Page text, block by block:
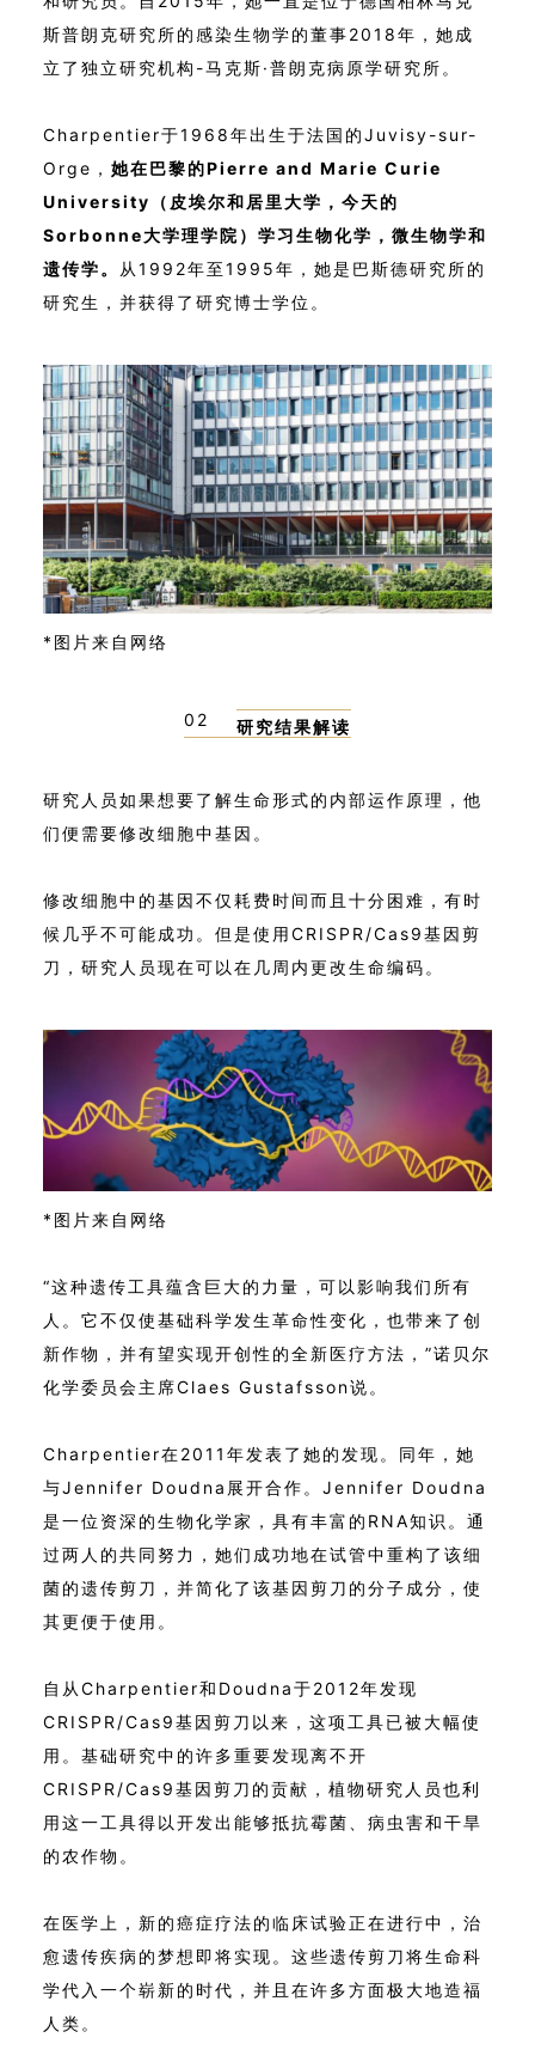
斯普朗克研究所的感染生物学的董事2018年，她成
立了独立研究机构-马克斯·普朗克病原学研究所。
Charpentier于1968年出生于法国的Juvisy-sur-
Orge， 她在巴黎的Pierre and Marie Curie
University（皮埃尔和居里大学，今天的
Sorbonne大学理学院）学习生物化学，微生物学和
遗传学。
从1992年至1995年，她是巴斯德研究所的
研究生，并获得了研究博士学位。
*图片来自网络
02 研究结果解读
研究人员如果想要了解生命形式的内部运作原理，他
们便需要修改细胞中基因。
修改细胞中的基因不仅耗费时间而且十分困难，有时
候几乎不可能成功。但是使用CRISPR/Cas9基因剪
刀，研究人员现在可以在几周内更改生命编码。
*图片来自网络
“这种遗传工具蕴含巨大的力量，可以影响我们所有
人。它不仅使基础科学发生革命性变化，也带来了创
新作物，并有望实现开创性的全新医疗方法，”诺贝尔
化学委员会主席Claes Gustafsson说。
Charpentier在2011年发表了她的发现。同年，她
与Jennifer Doudna展开合作。Jennifer Doudna
是一位资深的生物化学家，具有丰富的RNA知识。通
过两人的共同努力，她们成功地在试管中重构了该细
菌的遗传剪刀，并简化了该基因剪刀的分子成分，使
其更便于使用。
自从Charpentier和Doudna于2012年发现
CRISPR/Cas9基因剪刀以来，这项工具已被大幅使
用。基础研究中的许多重要发现离不开
CRISPR/Cas9基因剪刀的贡献，植物研究人员也利
用这一工具得以开发出能够抵抗霉菌、病虫害和干旱
的农作物。
在医学上，新的癌症疗法的临床试验正在进行中，治
愈遗传疾病的梦想即将实现。这些遗传剪刀将生命科
学代入一个崭新的时代，并且在许多方面极大地造福
人类。